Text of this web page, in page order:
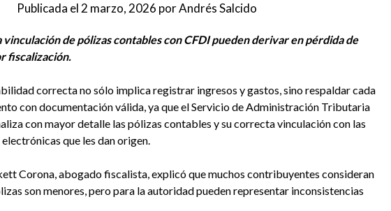
Publicada el 2 marzo, 2026 porAndrés Salcido
vinculación de pólizas contables con CFDI pueden derivar en pérdida de
fiscalización.
correcta no sólo implica registrar ingresos y gastos, sino respaldar cada
con documentación válida, ya que el Servicio de Administración Tributaria
con mayor detalle las pólizas contables y su correcta vinculación con las
que les dan origen.
Corona, abogado fiscalista, explicó que muchos contribuyentes consideran
son menores, pero para la autoridad pueden representar inconsistencias